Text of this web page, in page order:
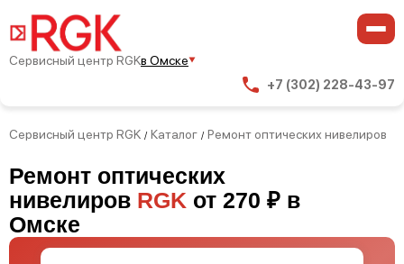
Сервисный центр RGKв Омске
+7 (302) 228-43-97
Сервисный центр RGK / Каталог / Ремонт оптических нивелиров
Ремонт оптических
нивелиров RGK от 270 ₽ в
Омске